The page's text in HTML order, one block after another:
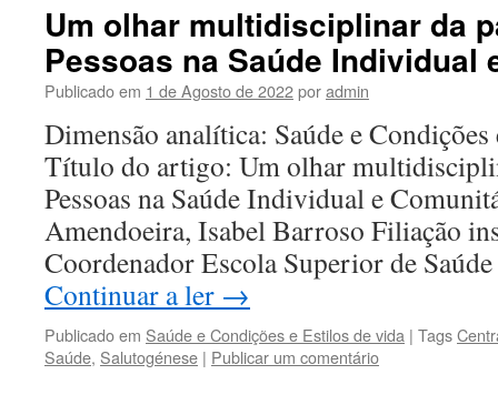
Um olhar multidisciplinar da
Pessoas na Saúde Individual
Publicado em 1 de Agosto de 2022poradmin
Dimensão analítica: Saúde e
Título do artigo: Um olhar
Pessoas na Saúde Individual e
Amendoeira, Isabel Barroso Filiação
Coordenador Escola Superior de
Continuar a ler →
Publicado em Saúde e Condições e Estilos de vida | Tags
Saúde, Salutogénese | Publicar um comentário